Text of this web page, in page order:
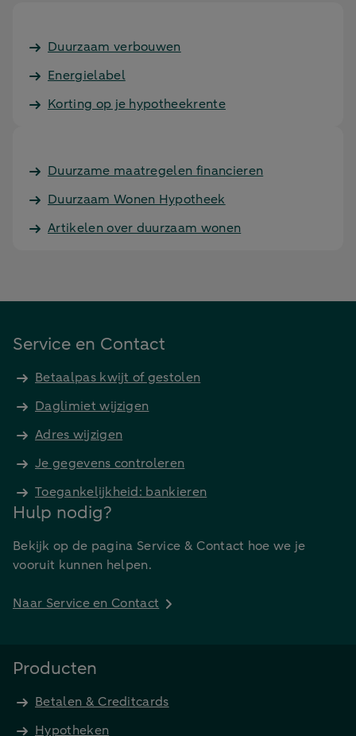
Duurzaam verbouwen
Energielabel
Korting op je hypotheekrente
Duurzame maatregelen financieren
Duurzaam Wonen Hypotheek
Artikelen over duurzaam wonen
Service en Contact
Betaalpas kwijt of gestolen
Daglimiet wijzigen
Adres wijzigen
Je gegevens controleren
Toegankelijkheid: bankieren
Hulp nodig?
Bekijk op de pagina Service & Contact hoe we je
vooruit kunnen helpen.
Naar Service en Contact
Producten
Betalen & Creditcards
Hypotheken